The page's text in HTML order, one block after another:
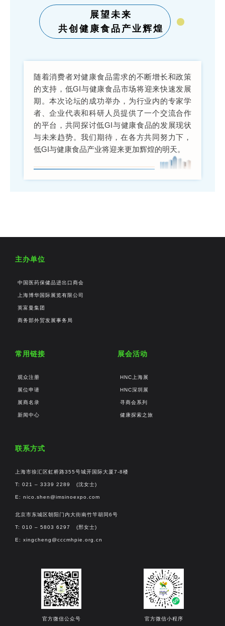
展望未来
共创健康食品产业辉煌
随着消费者对健康食品需求的不断增长和政策
的支持，低GI与健康食品市场将迎来快速发展
期。本次论坛的成功举办，为行业内的专家学
者、企业代表和科研人员提供了一个交流合作
的平台，共同探讨低GI与健康食品的发展现状
与未来趋势。我们期待，在各方共同努力下，
低GI与健康食品产业将迎来更加辉煌的明天。
主办单位
中国医药保健品进出口商会
上海博华国际展览有限公司
英富曼集团
商务部外贸发展事务局
常用链接
观众注册
展位申请
展商名录
新闻中心
展会活动
HNC上海展
HNC深圳展
寻商会系列
健康探索之旅
联系方式
上海市徐汇区虹桥路355号城开国际大厦7-8楼
T: 021 – 3339 2289 (沈女士)
E: nico.shen@imsinoexpo.com
北京市东城区朝阳门内大街南竹竿胡同6号
T: 010 – 5803 6297 (邢女士)
E: xingcheng@cccmhpie.org.cn
官方微信公众号 官方微信小程序